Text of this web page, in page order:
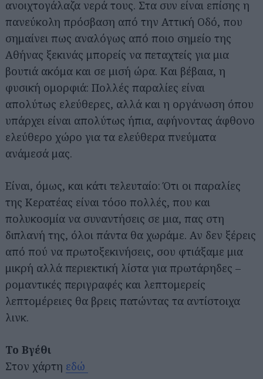
ανοιχτογάλαζα νερά τους. Στα συν είναι επίσης η
πανεύκολη πρόσβαση από την Αττική Οδό, που
σημαίνει πως αναλόγως από ποιο σημείο της
Αθήνας ξεκινάς μπορείς να πεταχτείς για μια
βουτιά ακόμα και σε μισή ώρα. Και βέβαια, η
φυσική ομορφιά: Πολλές παραλίες είναι
απολύτως ελεύθερες, αλλά και η οργάνωση όπου
υπάρχει είναι απολύτως ήπια, αφήνοντας άφθονο
ελεύθερο χώρο για τα ελεύθερα πνεύματα
ανάμεσά μας.
Είναι, όμως, και κάτι τελευταίο: Ότι οι παραλίες
της Κερατέας είναι τόσο πολλές, που και
πολυκοσμία να συναντήσεις σε μια, πας στη
διπλανή της, όλοι πάντα θα χωράμε. Αν δεν ξέρεις
από πού να πρωτοξεκινήσεις, σου φτιάξαμε μια
μικρή αλλά περιεκτική λίστα για πρωτάρηδες –
ρομαντικές περιγραφές και λεπτομερείς
λεπτομέρειες θα βρεις πατώντας τα αντίστοιχα
λινκ.
Το Βγέθι
Στον χάρτη εδώ